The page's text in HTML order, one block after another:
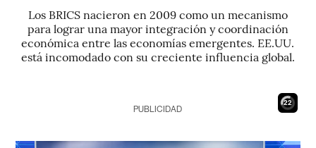
Los BRICS nacieron en 2009 como un mecanismo
para lograr una mayor integración y coordinación
económica entre las economías emergentes. EE.UU.
está incomodado con su creciente influencia global.
21
PUBLICIDAD